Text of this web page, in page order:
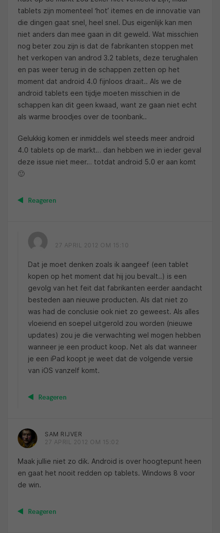
tablets zijn momenteel ‘hot’ itemes en de innovatie van
die dingen gaat snel, heel snel. Dus eigenlijk kan men
niet anders dan mee gaan in dit geweld. Wat misschien
nog beter zou zijn is dat de fabrikanten stoppen met
het verkopen van androd 3.2 tablets, deze terughalen
en pas weer terug in de schappen zetten op het
moment dat android 4.0 fijnloos draait.. Als we de
android tablets een tijdje moeten misschien in de
schappen kan dit geen kwaad, want ze gaan niet echt
als warme broodjes over de toonbank..
Gelukkig komen er inmiddels wel steeds meer android
4.0 tablets op de markt… dan hebben we in ieder geval
deze issue niet meer… totdat android 5.0 er aan komt
🙂
Reageren
27 APRIL 2012 OM 15:10
Dat je moet denken zoals ik aangeef (een tablet
kopen op het moment dat hij jou bevalt..) is een
gevolg van het feit dat fabrikanten eerder aandacht
besteden aan nieuwe producten. Als dat niet zo
was had de conclusie ook niet zo geweest. Als alles
vloeiend en soepel uitgerold zou worden (nieuwe
updates) zou je die verwachting wel mogen hebben
wanneer je een product koop. Net als dat wanneer
je een iPad koopt je weet dat de volgende versie
van iOS vanzelf komt.
Reageren
SAM RIJVER
27 APRIL 2012 OM 15:02
Maak jullie niet zo dik. Android is over hoogtepunt heen
en gaat het nooit redden op tablets. Windows 8 voor
de win.
Reageren